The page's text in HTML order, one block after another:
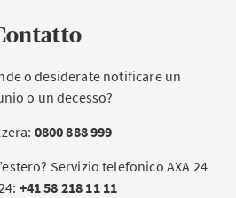
o desiderate notificare un
o un decesso?
0800 888 999
Servizio telefonico AXA 24
+41 58 218 11 11